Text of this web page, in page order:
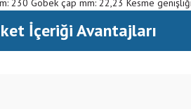
230 Göbek çap mm: 22,23 Kesme
İçeriği Avantajları